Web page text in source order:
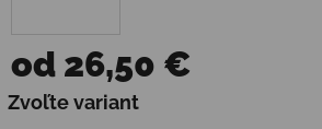
od 26,50 €
Jednotková cena:
Zvoľte variant